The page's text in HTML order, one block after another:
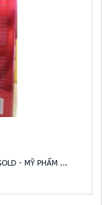
- MỸ PHẨM ...